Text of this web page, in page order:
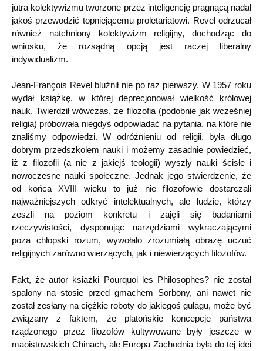
jutra kolektywizmu tworzone przez inteligencję pragnącą nadal
jakoś przewodzić topniejącemu proletariatowi. Revel odrzucał
również natchniony kolektywizm religijny, dochodząc do
wniosku, że rozsądną opcją jest raczej liberalny
indywidualizm.
Jean-François Revel bluźnił nie po raz pierwszy. W 1957 roku
wydał książkę, w której deprecjonował wielkość królowej
nauk. Twierdził wówczas, że filozofia (podobnie jak wcześniej
religia) próbowała niegdyś odpowiadać na pytania, na które nie
znaliśmy odpowiedzi. W odróżnieniu od religii, była długo
dobrym przedszkolem nauki i możemy zasadnie powiedzieć,
iż z filozofii (a nie z jakiejś teologii) wyszły nauki ścisłe i
nowoczesne nauki społeczne. Jednak jego stwierdzenie, że
od końca XVIII wieku to już nie filozofowie dostarczali
najważniejszych odkryć intelektualnych, ale ludzie, którzy
zeszli na poziom konkretu i zajęli się badaniami
rzeczywistości, dysponując narzędziami wykraczającymi
poza chłopski rozum, wywołało zrozumiałą obrazę uczuć
religijnych zarówno wierzących, jak i niewierzących filozofów.
Fakt, że autor książki Pourquoi les Philosophes? nie został
spalony na stosie przed gmachem Sorbony, ani nawet nie
został zesłany na ciężkie roboty do jakiegoś gułagu, może być
związany z faktem, że platońskie koncepcje państwa
rządzonego przez filozofów kultywowane były jeszcze w
maoistowskich Chinach, ale Europa Zachodnia była do tej idei